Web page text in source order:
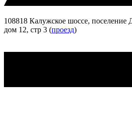
108818 Калужское шоссе, поселение
дом 12, стр 3 (проезд)